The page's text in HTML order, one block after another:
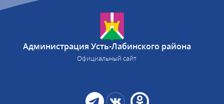
Администрация Усть-Лабинского района
Официальный сайт